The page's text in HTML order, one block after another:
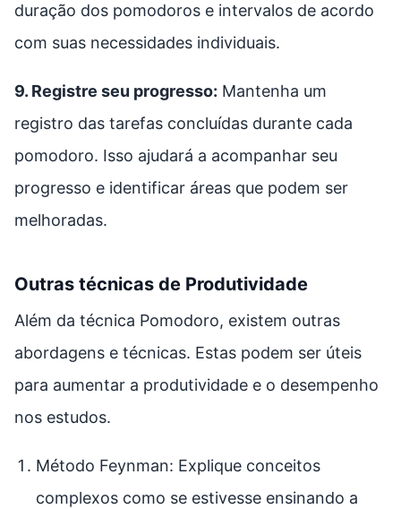
duração dos pomodoros e intervalos de acordo
com suas necessidades individuais.
9. Registre seu progresso: Mantenha um
registro das tarefas concluídas durante cada
pomodoro. Isso ajudará a acompanhar seu
progresso e identificar áreas que podem ser
melhoradas.
Outras técnicas de Produtividade
Além da técnica Pomodoro, existem outras
abordagens e técnicas. Estas podem ser úteis
para aumentar a produtividade e o desempenho
nos estudos.
Método Feynman: Explique conceitos
complexos como se estivesse ensinando a